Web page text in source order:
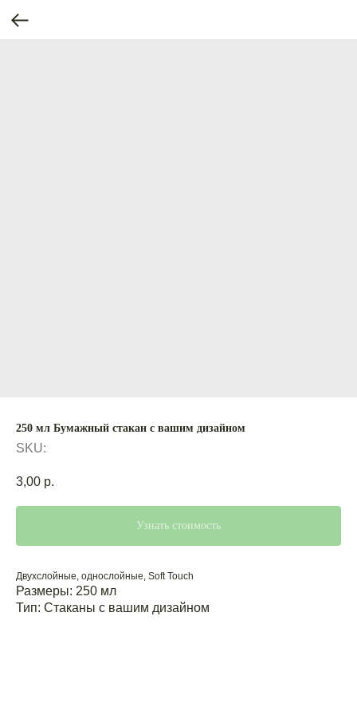
250 мл Бумажный стакан с вашим дизайном
SKU:
3,00 р.
Узнать стоимость
Двухслойные, однослойные, Soft Touch
Размеры: 250 мл
Тип: Стаканы с вашим дизайном